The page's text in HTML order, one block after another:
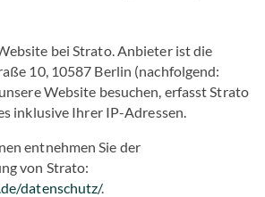
bei Strato. Anbieter ist die
10, 10587 Berlin (nachfolgend:
Website besuchen, erfasst Strato
inklusive Ihrer IP-Adressen.
entnehmen Sie der
von Strato:
datenschutz/.